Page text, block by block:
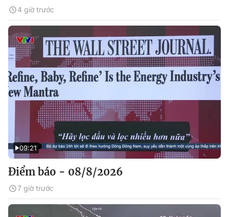
4 giờ trước
09:21
Điểm báo - 08/8/2026
7 giờ trước